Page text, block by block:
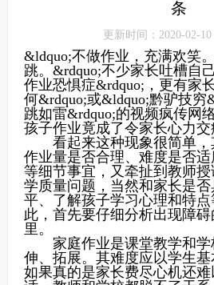
条
更新时间：2020-02-10
&ldquo;不做作业，充满欢笑
跳。&rdquo;不少家长吐槽自
作业恐惧症&rdquo;，更有家
何&rdquo;或&ldquo;黔驴技穷
跳如雷&rdquo;的视频疯传网
孩子作业竟成了令家长心力交
看起来这种现象很简单，
作业量是否合理、难度是否
等细节事宜，又牵扯到教师
学质量问题，当然和家长是
平、了解孩子学习心理和特
此，首先要仔细分析出现障
里。
家庭作业是课堂教学和学
伸、拓展。其难度应以学生基
如果真的是家长费尽心机还